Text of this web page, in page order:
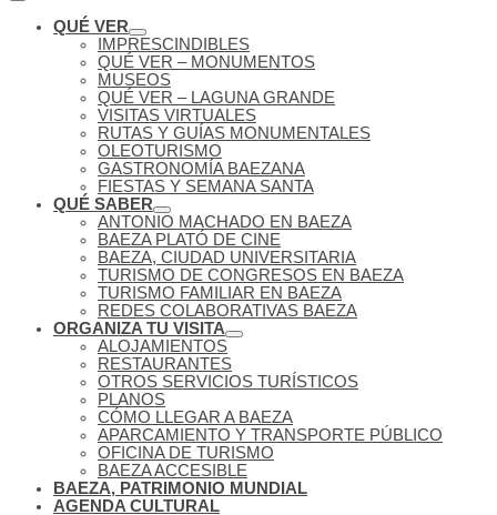
QUÉ VER
IMPRESCINDIBLES
QUÉ VER – MONUMENTOS
MUSEOS
QUÉ VER – LAGUNA GRANDE
VISITAS VIRTUALES
RUTAS Y GUÍAS MONUMENTALES
OLEOTURISMO
GASTRONOMÍA BAEZANA
FIESTAS Y SEMANA SANTA
QUÉ SABER
ANTONIO MACHADO EN BAEZA
BAEZA PLATÓ DE CINE
BAEZA, CIUDAD UNIVERSITARIA
TURISMO DE CONGRESOS EN BAEZA
TURISMO FAMILIAR EN BAEZA
REDES COLABORATIVAS BAEZA
ORGANIZA TU VISITA
ALOJAMIENTOS
RESTAURANTES
OTROS SERVICIOS TURÍSTICOS
PLANOS
CÓMO LLEGAR A BAEZA
APARCAMIENTO Y TRANSPORTE PÚBLICO
OFICINA DE TURISMO
BAEZA ACCESIBLE
BAEZA, PATRIMONIO MUNDIAL
AGENDA CULTURAL